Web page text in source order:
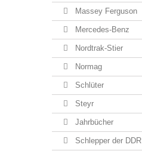
Massey Ferguson
Mercedes-Benz
Nordtrak-Stier
Normag
Schlüter
Steyr
Jahrbücher
Schlepper der DDR